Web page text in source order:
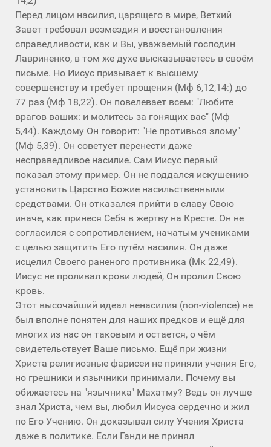
Перед лицом насилия, царящего в мире, Ветхий
Завет требовал возмездия и восстановления
справедливости, как и Вы, уважаемый господин
Лавриненко, в том же духе высказываетесь в своём
письме. Но Иисус призывает к высшему
совершенству и требует прощения (Мф 6,12,14:) до
77 раз (Мф 18,22). Он повелевает всем: "Любите
врагов ваших: и молитесь за гонящих вас" (Мф
5,44). Каждому Он говорит: "Не противься злому"
(Мф 5,39). Он советует перенести даже
несправедливое насилие. Сам Иисус первый
показал этому пример. Он не поддался искушению
установить Царство Божие насильственными
средствами. Он отказался прийти в славу Свою
иначе, как принеся Себя в жертву на Кресте. Он не
согласился с сопротивлением, начатым учениками
с целью защитить Его путём насилия. Он даже
исцелил Своего раненого противника (Мк 22,49).
Иисус не проливал крови людей, Он пролил Свою
кровь.
Этот высочайший идеал ненасилия (non-violence) не
был вполне понятен для наших предков и ещё для
многих из нас он таковым и остается, о чём
свидетельствует Ваше письмо. Ещё при жизни
Христа религиозные фарисеи не приняли учения Его,
но грешники и язычники принимали. Почему вы
обижаетесь на "язычника" Махатму? Ведь он лучше
знал Христа, чем вы, любил Иисуса сердечно и жил
по Его Учению. Он доказывал силу Учения Христа
даже в политике. Если Ганди не принял